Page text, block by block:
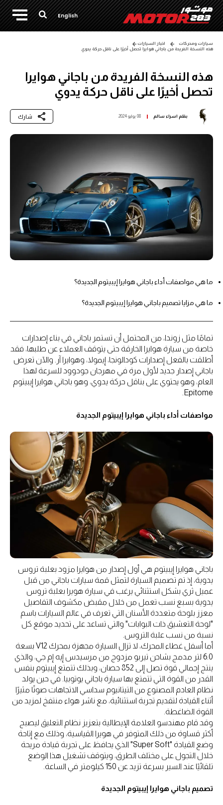
English
سيارات ومحركات
اخبار السيارات
هذه النسخة الفريدة من باجاني هوايرا تحصل أخيرًا على ناقل حركة يدوي
هذه النسخة الفريدة من باجاني هوايرا
تحصل أخيرًا على ناقل حركة يدوي
بقلم اسراء سالم 08 يوليو 2024 شارك
ما هي مواصفات أداء باجاني هوايرا إيبيتوم الجديدة؟
ما هي مزايا تصميم باجاني هوايرا إيبيتوم الجديدة؟
تمامًا مثل زوندا، من المحتمل أن تستمر باجاني في بناء إصدارات
خاصة من سيارة هوايرا الخارقة حتى يتوقف العملاء عن طلبها، فقد
أطلقت بالفعل إصدارات كودالونجا، إيمولا، وهوايرا آر. والآن تعرض
باجاني إصدار جديد لأول مرة في مهرجان جودوود للسرعة لهذا
العام، وهو يحتوي على بناقل حركة يدوي، وهو باجاني هوايرا إيبيتوم
Epitome.
مواصفات أداء باجاني هوايرا إيبيتوم الجديدة
باجاني هوايرا إيبيتوم هي أول إصدار من هوايرا مزود بعلبة تروس
يدوية، إذ تم تصميم السيارة لتمثل قمة سيارات باجاني من قبل
عميل ثري بشكل استثنائي يرغب في سيارة هويرا بعلبة تروس
يدوية بسبع نسب تعمل من خلال مقبض مكشوف التفاصيل
معزز بلوحة متعددة الأسنان التي تعرف في عالم السيارات باسم
"لوحة التعشيق ذات البوابات" والتي تساعد على تحديد موقع كل
نسبة من نسب علبة التروس.
أما أسفل غطاء المحرك، لا تزال السيارة مجهزة بمحرك V12 بسعة
6.0 لتر مدمج بشاحن تيربو مزدوج من مرسيدس إيه إم جي، والذي
ينتج إجمالي قوة تصل إلى 852 حصان، وبذلك تتمتع إيبيتوم بنفس
القدر من القوة التي تتمتع بها سيارة باجاني يوتوبيا. في حين يولد
نظام العادم المصنوع من التيتانيوم سداسي الاتجاهات صوتًا مثيرًا
أثناء القيادة لتقديم تجربة استثنائية، مع ناشر هواء منتفخ لمزيد من
القوة الضاغطة.
وقد قام مهندسو العلامة الإيطالية بتعزيز نظام التعليق ليصبح
أكثر قساوة من ذلك المتوفر في هويرا القياسية، وذلك مع إتاحة
وضع القيادة "Super Soft" الذي يحافظ على تجربة قيادة مريحة
خلال التجول على مختلف الطرق، ويتوقف تشغيل هذا الوضع
تلقائيًا عند السير بسرعة تزيد عن 150 كيلومتر في الساعة.
تصميم باجاني هوايرا إيبيتوم الجديدة